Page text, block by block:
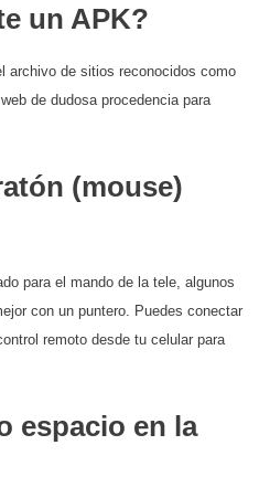
un APK?
archivo de sitios reconocidos como
de dudosa procedencia para
(mouse)
para el mando de la tele, algunos
con un puntero. Puedes conectar
remoto desde tu celular para
espacio en la